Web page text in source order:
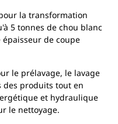
la transformation
5 tonnes de chou blanc
de coupe
le prélavage, le lavage
produits tout en
et hydraulique
le nettoyage.